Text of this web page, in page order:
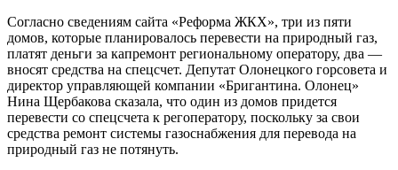
Согласно сведениям сайта «Реформа ЖКХ», три из пяти
домов, которые планировалось перевести на природный газ,
платят деньги за капремонт региональному оператору, два —
вносят средства на спецсчет. Депутат Олонецкого горсовета и
директор управляющей компании «Бригантина. Олонец»
Нина Щербакова сказала, что один из домов придется
перевести со спецсчета к регоператору, поскольку за свои
средства ремонт системы газоснабжения для перевода на
природный газ не потянуть.